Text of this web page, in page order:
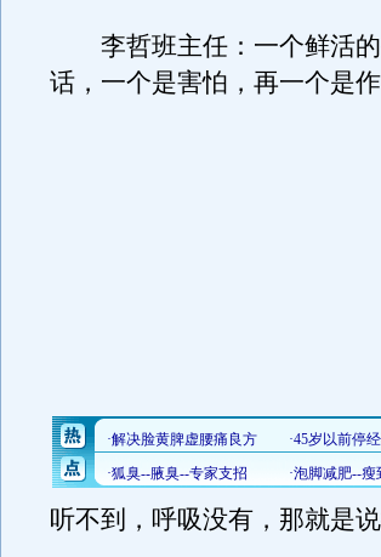
李哲班主任：一个鲜活的
话，一个是害怕，再一个是
听不到，呼吸没有，那就是